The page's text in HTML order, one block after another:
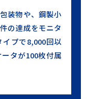
装物や、鋼製小
の達成をモニタ
プで8,000回以
タが100枚付属